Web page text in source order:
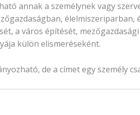
annak a személynek vagy
a város építését,
külön elismeréseként.
de a címet egy személy